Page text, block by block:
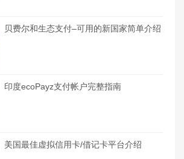
贝费尔和生态支付–可用的新国家简单介绍
印度ecoPayz支付帐户完整指南
美国最佳虚拟信用卡/借记卡平台介绍